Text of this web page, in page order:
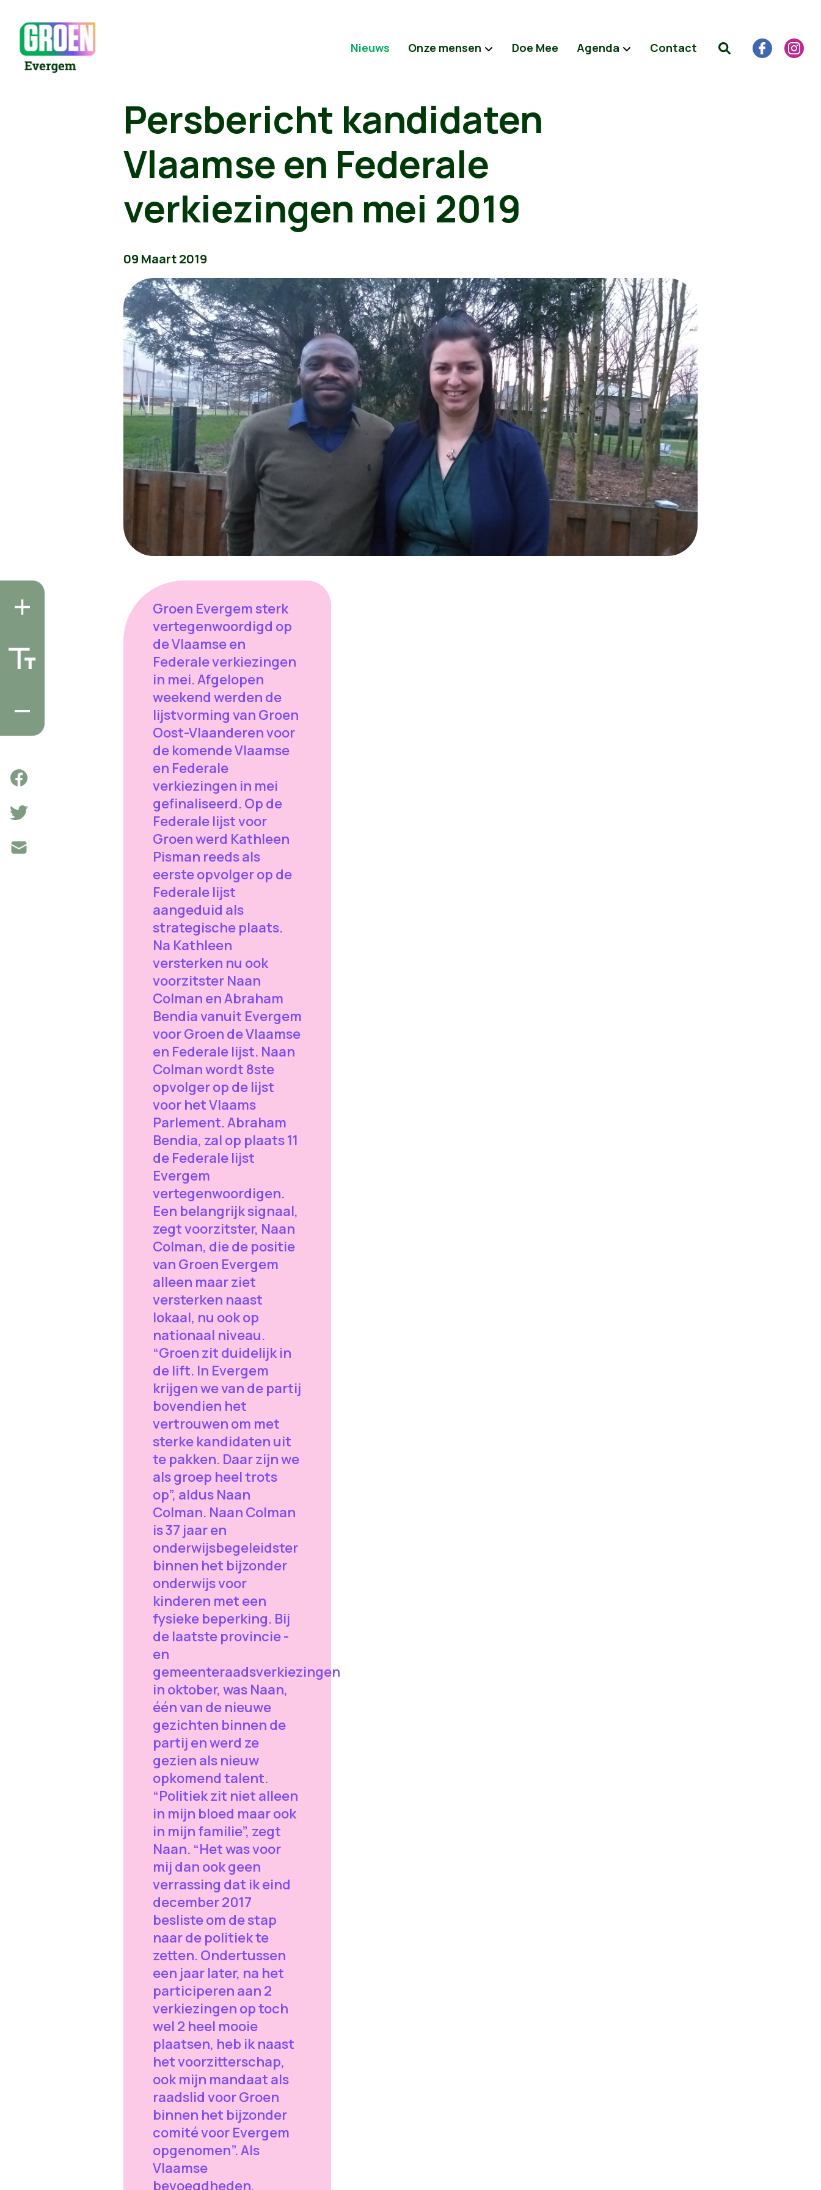
Nieuws Onze mensen Doe Mee Agenda Contact
Persbericht kandidaten
Vlaamse en Federale
verkiezingen mei 2019
09 Maart 2019
Groen Evergem sterk
vertegenwoordigd op
de Vlaamse en
Federale verkiezingen
in mei. Afgelopen
weekend werden de
lijstvorming van Groen
Oost-Vlaanderen voor
de komende Vlaamse
en Federale
verkiezingen in mei
gefinaliseerd. Op de
Federale lijst voor
Groen werd Kathleen
Pisman reeds als
eerste opvolger op de
Federale lijst
aangeduid als
strategische plaats.
Na Kathleen
versterken nu ook
voorzitster Naan
Colman en Abraham
Bendia vanuit Evergem
voor Groen de Vlaamse
en Federale lijst. Naan
Colman wordt 8ste
opvolger op de lijst
voor het Vlaams
Parlement. Abraham
Bendia, zal op plaats 11
de Federale lijst
Evergem
vertegenwoordigen.
Een belangrijk signaal,
zegt voorzitster, Naan
Colman, die de positie
van Groen Evergem
alleen maar ziet
versterken naast
lokaal, nu ook op
nationaal niveau.
“Groen zit duidelijk in
de lift. In Evergem
krijgen we van de partij
bovendien het
vertrouwen om met
sterke kandidaten uit
te pakken. Daar zijn we
als groep heel trots
op”, aldus Naan
Colman. Naan Colman
is 37 jaar en
onderwijsbegeleidster
binnen het bijzonder
onderwijs voor
kinderen met een
fysieke beperking. Bij
de laatste provincie -
en
gemeenteraadsverkiezingen
in oktober, was Naan,
één van de nieuwe
gezichten binnen de
partij en werd ze
gezien als nieuw
opkomend talent.
“Politiek zit niet alleen
in mijn bloed maar ook
in mijn familie”, zegt
Naan. “Het was voor
mij dan ook geen
verrassing dat ik eind
december 2017
besliste om de stap
naar de politiek te
zetten. Ondertussen
een jaar later, na het
participeren aan 2
verkiezingen op toch
wel 2 heel mooie
plaatsen, heb ik naast
het voorzitterschap,
ook mijn mandaat als
raadslid voor Groen
binnen het bijzonder
comité voor Evergem
opgenomen”. Als
Vlaamse
bevoegdheden,